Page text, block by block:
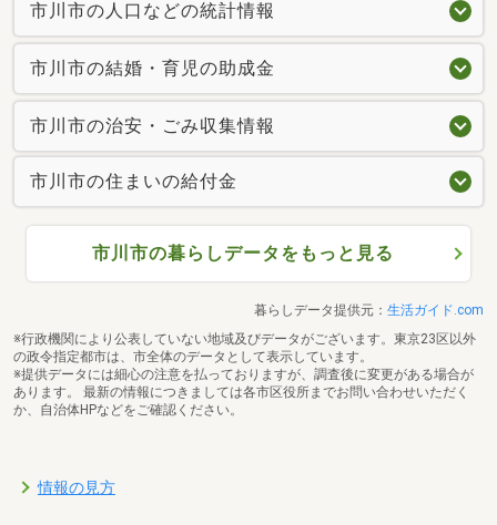
市川市の人口などの統計情報
市川市の結婚・育児の助成金
市川市の治安・ごみ収集情報
市川市の住まいの給付金
市川市の暮らしデータをもっと見る
暮らしデータ提供元： 生活ガイド.com
※行政機関により公表していない地域及びデータがございます。東京23区以外
の政令指定都市は、市全体のデータとして表示しています。
※提供データには細心の注意を払っておりますが、調査後に変更がある場合が
あります。 最新の情報につきましては各市区役所までお問い合わせいただく
か、自治体HPなどをご確認ください。
情報の見方